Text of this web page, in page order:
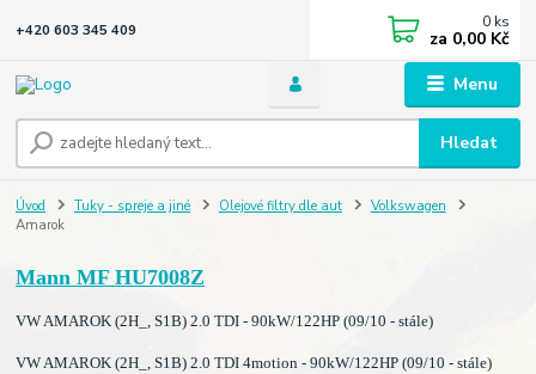
Menu
Hledat
+420 603 345 409 0 ks
za 0,00 Kč
Úvod Tuky - spreje a jiné Olejové filtry dle aut
Volkswagen
Amarok
Mann MF HU7008Z
VW AMAROK (2H_, S1B) 2.0 TDI - 90kW/122HP (09/10 - stále)
VW AMAROK (2H_, S1B) 2.0 TDI 4motion - 90kW/122HP (09/10 - stále)